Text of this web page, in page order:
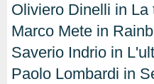
Oliviero Dinelli in La
Marco Mete in
Saverio Indrio in
Paolo Lombardi in